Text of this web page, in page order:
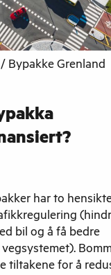
Bypakke Grenland
har to
bil og å få bedre
tiltakene for å